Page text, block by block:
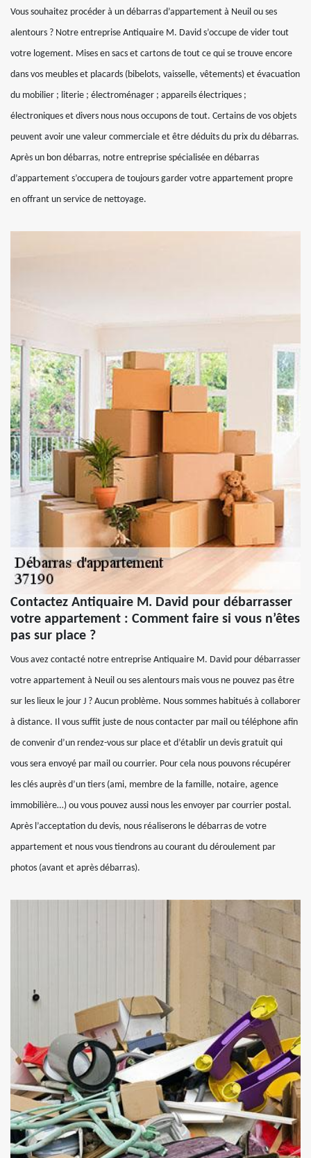
Vous souhaitez procéder à un débarras d’appartement à Neuil ou ses
alentours ? Notre entreprise Antiquaire M. David s’occupe de vider tout
votre logement. Mises en sacs et cartons de tout ce qui se trouve encore
dans vos meubles et placards (bibelots, vaisselle, vêtements) et évacuation
du mobilier ; literie ; électroménager ; appareils électriques ;
électroniques et divers nous nous occupons de tout. Certains de vos objets
peuvent avoir une valeur commerciale et être déduits du prix du débarras.
Après un bon débarras, notre entreprise spécialisée en débarras
d’appartement s’occupera de toujours garder votre appartement propre
en offrant un service de nettoyage.
Contactez Antiquaire M. David pour débarrasser
votre appartement : Comment faire si vous n’êtes
pas sur place ?
Vous avez contacté notre entreprise Antiquaire M. David pour débarrasser
votre appartement à Neuil ou ses alentours mais vous ne pouvez pas être
sur les lieux le jour J ? Aucun problème. Nous sommes habitués à collaborer
à distance. Il vous suffit juste de nous contacter par mail ou téléphone afin
de convenir d’un rendez-vous sur place et d’établir un devis gratuit qui
vous sera envoyé par mail ou courrier. Pour cela nous pouvons récupérer
les clés auprès d’un tiers (ami, membre de la famille, notaire, agence
immobilière…) ou vous pouvez aussi nous les envoyer par courrier postal.
Après l’acceptation du devis, nous réaliserons le débarras de votre
appartement et nous vous tiendrons au courant du déroulement par
photos (avant et après débarras).